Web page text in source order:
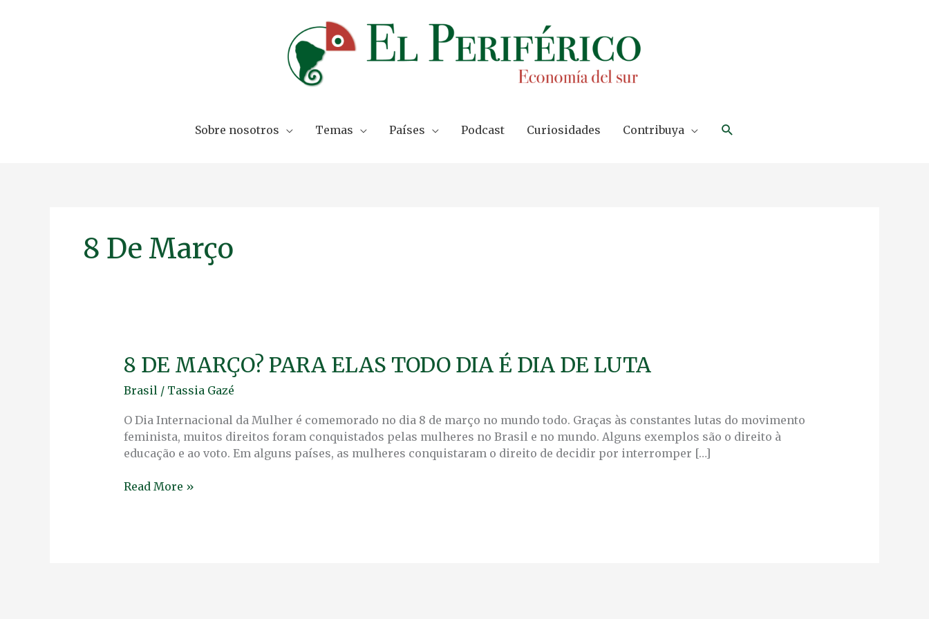
Sobre nosotros Temas Países Podcast Curiosidades Contribuya Search
8 De Março
8 DE MARÇO? PARA ELAS TODO DIA É DIA DE LUTA
Brasil/ Tassia Gazé
O Dia Internacional da Mulher é comemorado no dia 8 de março no mundo todo. Graças às constantes lutas do movimento
feminista, muitos direitos foram conquistados pelas mulheres no Brasil e no mundo. Alguns exemplos são o direito à
educação e ao voto. Em alguns países, as mulheres conquistaram o direito de decidir por interromper […]
8
DE
MARÇO?
ELAS
TODO
DIA
DIA
Read More »